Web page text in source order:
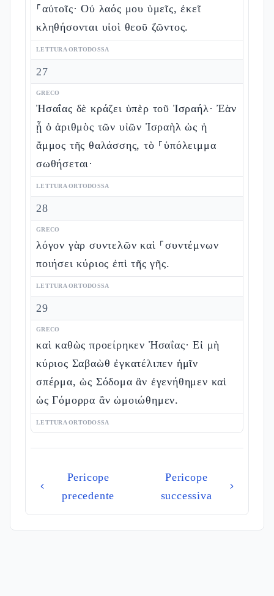
⸀αὐτοῖς· Οὐ λαός μου ὑμεῖς, ἐκεῖ
κληθήσονται υἱοὶ θεοῦ ζῶντος.
LETTURA ORTODOSSA
27
GRECO
Ἠσαΐας δὲ κράζει ὑπὲρ τοῦ Ἰσραήλ· Ἐὰν
ᾖ ὁ ἀριθμὸς τῶν υἱῶν Ἰσραὴλ ὡς ἡ
ἄμμος τῆς θαλάσσης, τὸ ⸀ὑπόλειμμα
σωθήσεται·
LETTURA ORTODOSSA
28
GRECO
λόγον γὰρ συντελῶν καὶ ⸀συντέμνων
ποιήσει κύριος ἐπὶ τῆς γῆς.
LETTURA ORTODOSSA
29
GRECO
καὶ καθὼς προείρηκεν Ἠσαΐας· Εἰ μὴ
κύριος Σαβαὼθ ἐγκατέλιπεν ἡμῖν
σπέρμα, ὡς Σόδομα ἂν ἐγενήθημεν καὶ
ὡς Γόμορρα ἂν ὡμοιώθημεν.
LETTURA ORTODOSSA
Pericope
precedente
Pericope
successiva